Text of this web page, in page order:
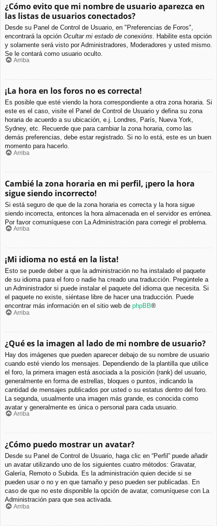
¿Cómo evito que mi nombre de usuario aparezca en
las listas de usuarios conectados?
Desde su Panel de Control de Usuario, en "Preferencias de Foros",
encontrará la opción Ocultar mi estado de conexións . Habilite esta opción
y solamente será visto por Administradores, Moderadores y usted mismo.
Se le contará como usuario oculto.
Arriba
¡La hora en los foros no es correcta!
Es posible que esté viendo la hora correspondiente a otra zona horaria. Si
este es el caso, visite el Panel de Control de Usuario y defina su zona
horaria de acuerdo a su ubicación, e.j. Londres, París, Nueva York,
Sydney, etc. Recuerde que para cambiar la zona horaria, como las
demás preferencias, debe estar registrado. Si no lo está, este es un buen
momento para hacerlo.
Arriba
Cambié la zona horaria en mi perfil, ¡pero la hora
sigue siendo incorrecto!
Si está seguro de que de la zona horaria es correcta y la hora sigue
siendo incorrecta, entonces la hora almacenada en el servidor es errónea.
Por favor comuníquese con La Administración para corregir el problema.
Arriba
¡Mi idioma no está en la lista!
Esto se puede deber a que la administración no ha instalado el paquete
de su idioma para el foro o nadie ha creado una traducción. Pregúntele a
un Administrador si puede instalar el paquete del idioma que necesita. Si
el paquete no existe, siéntase libre de hacer una traducción. Puede
encontrar más información en el sitio web de phpBB®
Arriba
¿Qué es la imagen al lado de mi nombre de usuario?
Hay dos imágenes que pueden aparecer debajo de su nombre de usuario
cuando esté viendo los mensajes. Dependiendo de la plantilla que utilice
el foro, la primera imagen está asociada a la posición (rank) del usuario,
generalmente en forma de estrellas, bloques o puntos, indicando la
cantidad de mensajes publicados por usted o su estatus dentro del foro.
La segunda, usualmente una imagen más grande, es conocida como
avatar y generalmente es única o personal para cada usuario.
Arriba
¿Cómo puedo mostrar un avatar?
Desde su Panel de Control de Usuario, haga clic en “Perfil” puede añadir
un avatar utilizando uno de los siguientes cuatro métodos: Gravatar,
Galería, Remoto o Subida. Es la administración quien decide si se
pueden usar o no y en que tamaño y peso pueden ser publicadas. En
caso de que no este disponible la opción de avatar, comuníquese con La
Administración para que sea activada.
Arriba